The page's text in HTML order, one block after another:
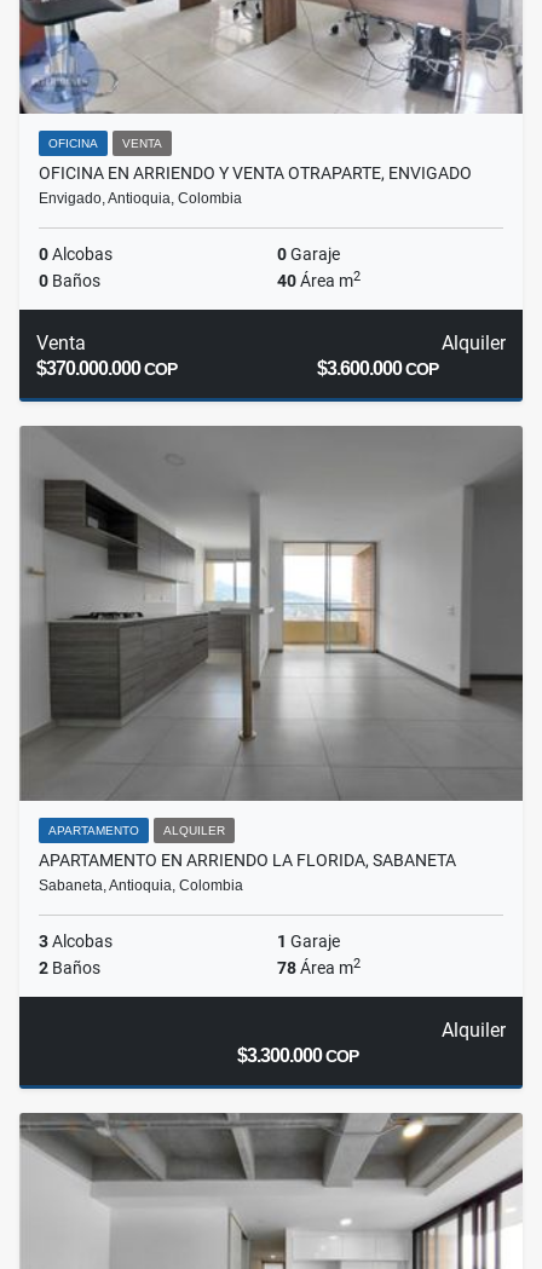
OFICINA VENTA
OFICINA EN ARRIENDO Y VENTA OTRAPARTE, ENVIGADO
Envigado, Antioquia, Colombia
0Alcobas 0Garaje
0 Baños 40Área m2
Venta
$370.000.000COP
Alquiler
$3.600.000COP
APARTAMENTO ALQUILER
APARTAMENTO EN ARRIENDO LA FLORIDA, SABANETA
Sabaneta, Antioquia, Colombia
3Alcobas 1 Garaje
2 Baños 78Área m2
Alquiler
$3.300.000COP